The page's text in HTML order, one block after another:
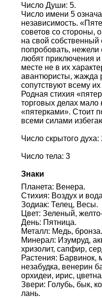
Число Души: 5.
Число имени 5
независимость.
советов со стороны,
на свой
попробовать, нежели
любят приключения и
месте не в их
авантюристы, жажда
сопутствуют всему
Родная стихия
торговых делах мало
«пятерками». Стоит
всеми силами
Число скрытого духа:
Число тела: 3
Знаки
Планета: Венера.
Стихия: Воздух и
Зодиак: Телец, Весы.
Цвет: Зеленый,
День: Пятница.
Металл: Медь, бронза.
Минерал: Изумруд,
хризолит, сапфир,
Растения: Барвинок,
незабудка, венерин
орхидеи, ирис,
Звери: Голубь, бык,
лань.